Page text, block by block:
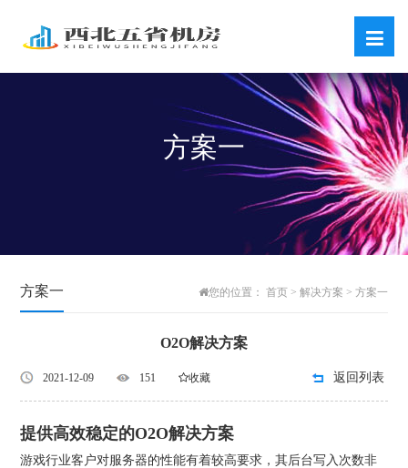
方案一
方案一 您的位置： 首页> 解决方案 > 方案一
O2O解决方案
2021-12-09 151 收藏 返回列表
提供高效稳定的O2O解决方案
游戏行业客户对服务器的性能有着较高要求，其后台写入次数非